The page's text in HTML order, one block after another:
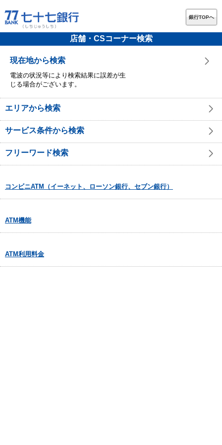
銀行TOPへ
店舗・CSコーナー検索
現在地から検索
電波の状況等により検索結果に誤差が生
じる場合がございます。
エリアから検索
サービス条件から検索
フリーワード検索
コンビニATM（イーネット、ローソン銀行、セブン銀行）
ATM機能
ATM利用料金